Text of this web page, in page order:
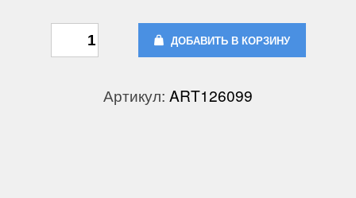
ДОБАВИТЬ В КОРЗИНУ
Артикул: ART126099